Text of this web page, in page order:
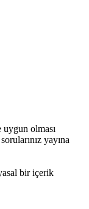
uygun olması
yayına
bir içerik